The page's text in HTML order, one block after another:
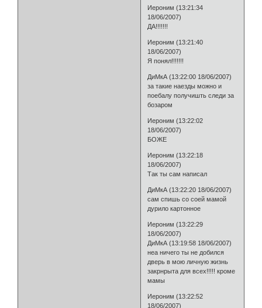
Иероним (13:21:34
18/06/2007)
ДА!!!!!!!
Иероним (13:21:40
18/06/2007)
Я понял!!!!!!!
ДиМкА (13:22:00 18/06/2007)
за такие наезды можно и
поебалу получишть следи за
бозаром
Иероним (13:22:02
18/06/2007)
БОЖЕ
Иероним (13:22:18
18/06/2007)
Так ты сам написал
ДиМкА (13:22:20 18/06/2007)
сам спишь со соей мамой
дурило картонное
Иероним (13:22:29
18/06/2007)
ДиМкА (13:19:58 18/06/2007)
неа ничего ты не добился
дверь в мою личную жизнь
закрнрыта для всех!!!!! кроме
мамы
Иероним (13:22:52
18/06/2007)